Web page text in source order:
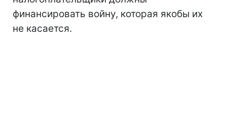
финансировать войну, которая якобы их
не касается.